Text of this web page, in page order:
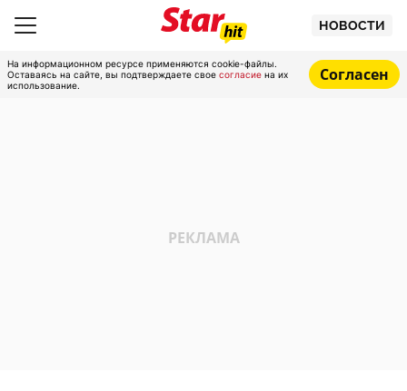
НОВОСТИ
На информационном ресурсе применяются cookie-файлы.
Оставаясь на сайте, вы подтверждаете свое согласие на их
использование.
Согласен